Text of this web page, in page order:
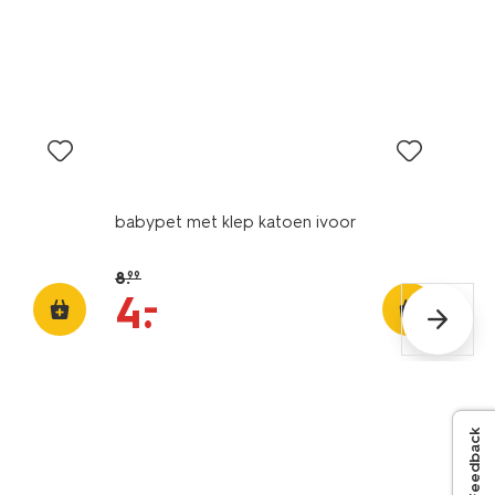
babypet met klep katoen ivoor
8.99
4.
–
Feedback